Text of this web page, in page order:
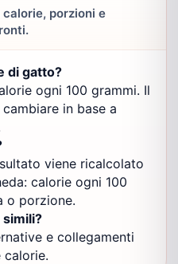
porzioni e
di gatto?
ogni 100 grammi. Il
in base a
viene ricalcolato
calorie ogni 100
o porzione.
e collegamenti